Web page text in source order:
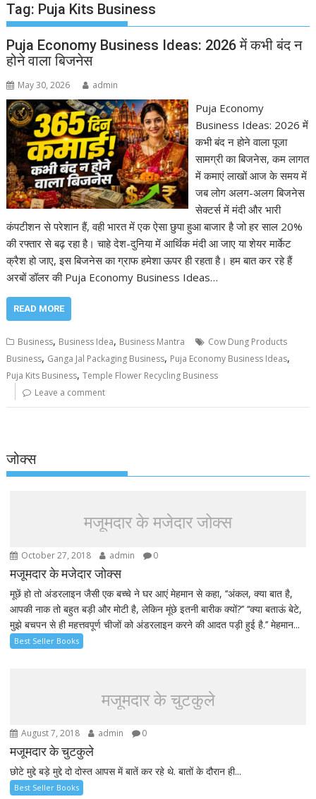
Tag: Puja Kits Business
Puja Economy Business Ideas: 2026 में कभी बंद न
होने वाला बिजनेस
May 30, 2026 admin
Puja Economy
Business Ideas: 2026 में
कभी बंद न होने वाला पूजा
सामग्री का बिजनेस, कम लागत
में कमाएं लाखों आज के समय में
जब लोग अलग-अलग बिजनेस
सेक्टर्स में मंदी और भारी
कंपटीशन से परेशान हैं, वही भारत में एक ऐसा छुपा हुआ बाजार है जो हर साल 20%
की रफ्तार से बढ़ रहा है। चाहे देश-दुनिया में आर्थिक मंदी आ जाए या शेयर मार्केट
क्रैश हो जाए, इस बिजनेस का ग्राफ हमेशा ऊपर ही रहता है। हम बात कर रहे हैं
अरबों डॉलर की Puja Economy Business Ideas…
READ MORE
Business, Business Idea, Business Mantra
Cow Dung Products
Business, Ganga Jal Packaging Business, Puja Economy Business Ideas,
Puja Kits Business,Temple Flower Recycling Business
Leave a comment
जोक्स
मजूमदार के मजेदार जोक्स
October 27, 2018 admin 0
मजूमदार के मजेदार जोक्स
मूछें हो तो अंडरलाइन जैसी एक बच्चे ने घर आएं मेहमान से कहा, ‘‘अंकल, क्या बात है,
आपकी नाक तो बहुत बड़ी और मोटी है, लेकिन मूंछे इतनी बारीक क्यों?’’ ‘‘क्या बताऊं बेटे,
मुझे बचपन से ही महत्तवपूर्ण चीजों को अंडरलाइन करने की आदत पड़ी हुई है.’’ मेहमान...
Best Seller Books
मजूमदार के चुटकुले
August 7, 2018 admin 0
मजूमदार के चुटकुले
छोटे मुद्दे बड़े मुद्दे दो दोस्त आपस में बातें कर रहे थे. बातों के दौरान ही...
Best Seller Books